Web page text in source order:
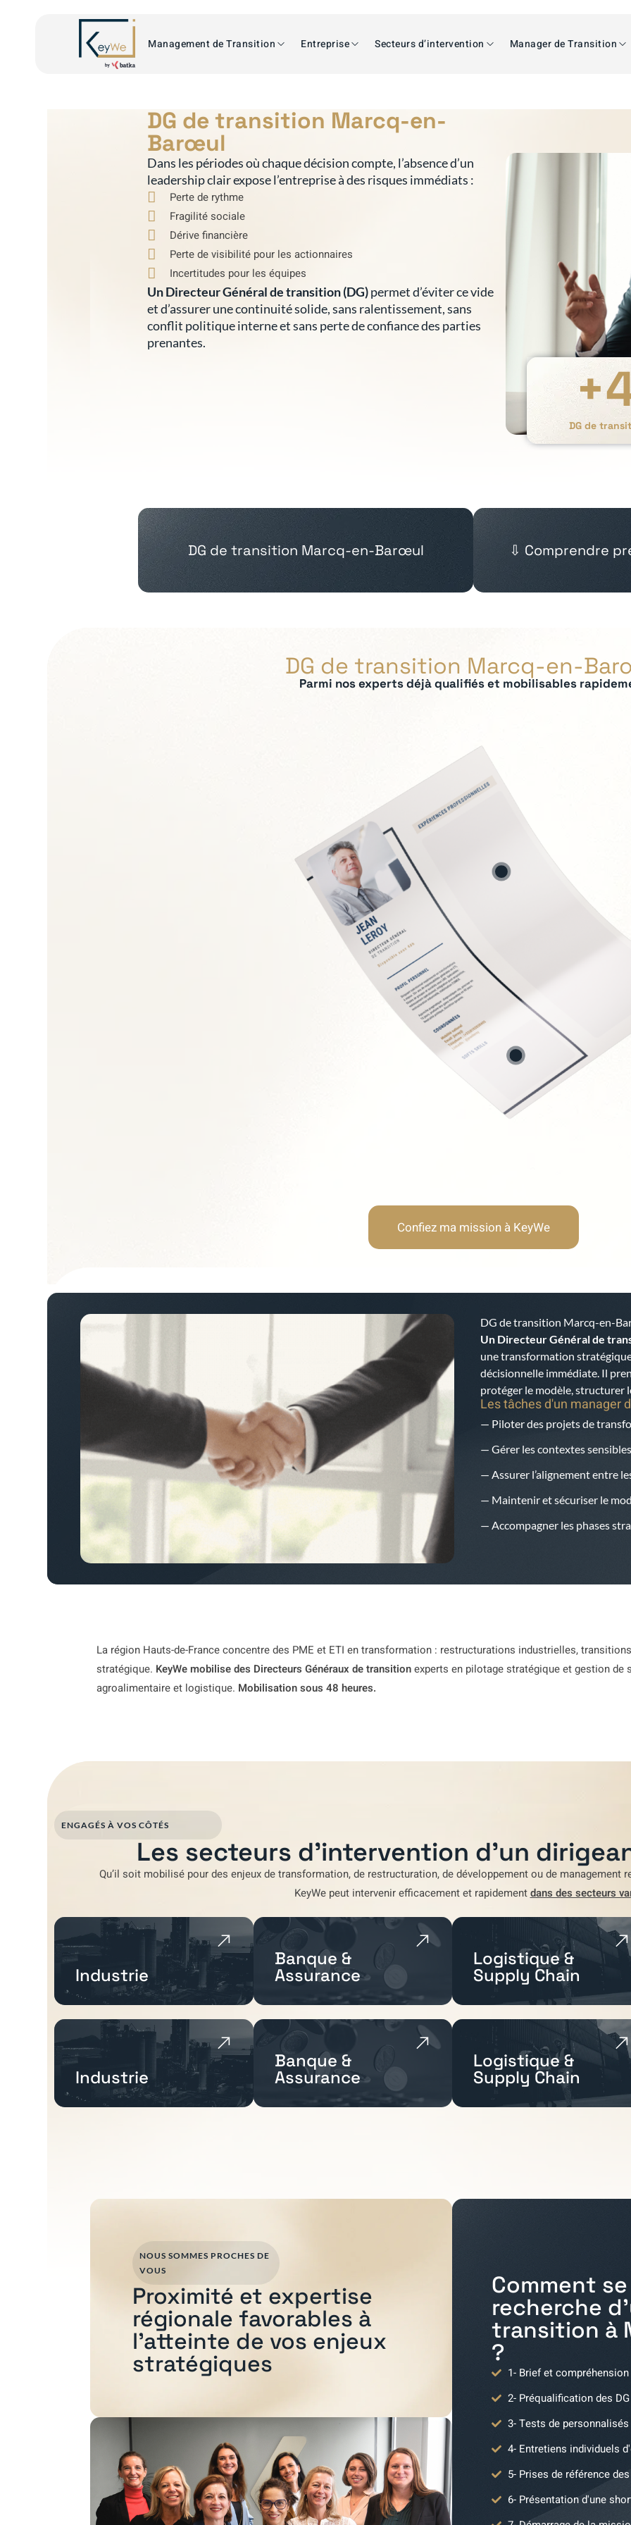
Management de Transition Entreprise Secteurs d’intervention Manager de Transition
DG de transition Marcq-en-
Barœul
Dans les périodes où chaque décision compte, l’absence d’un
leadership clair expose l’entreprise à des risques immédiats :
Perte de rythme
Fragilité sociale
Dérive financière
Perte de visibilité pour les actionnaires
Incertitudes pour les équipes
Un Directeur Général de transition (DG)permet d’éviter ce vide
et d’assurer une continuité solide, sans ralentissement, sans
conflit politique interne et sans perte de confiance des parties
prenantes.
DG de
+
DG de transition Marcq-en-Barœul ⇩ Comprendre
DG de transition Marcq-en-
Parmi nos experts déjà qualifiés et mobilisables
Soft Skills
Lucidité stratégique
Neutralité & autorité
Résistance au stress
Humilité & adaptabilité
Lecture et sécurisation du modèle économique
Gouvernance et pilotage exécutif
Leadership opérationnel
Gestion de situations sensibles
Conduite du changement
Transmission et continuité
Confiez ma mission à KeyWe
DG de transition Marcq-en-
Un Directeur Général de
une transformation
décisionnelle immédiate. Il
protéger le modèle, structurer
Les tâches d'un manager
— Piloter des projets de
— Gérer les contextes
— Assurer l’alignement entre
— Maintenir et sécuriser le
— Accompagner les phases
La région Hauts-de-France concentre des PME et ETI en transformation : restructurations industrielles,
stratégique. KeyWe mobilise des Directeurs Généraux de transitionexperts en pilotage stratégique et gestion
agroalimentaire et logistique. Mobilisation sous 48 heures.
ENGAGÉS À VOS CÔTÉS
Les secteurs d'intervention d'un
Qu’il soit mobilisé pourdes enjeux de transformation,de restructuration,de développementou de management
KeyWepeut intervenir efficacement et rapidementdans des secteurs
Industrie
Banque &
Assurance
Logistique &
Supply Chain
Industrie
Banque &
Assurance
Logistique &
Supply Chain
Comment
recherche
transition à
?
1- Brief et
2- Préqualification des
3- Tests de personnalisés
4- Entretiens individuels
5- Prises de référence
6- Présentation d'une
NOUS SOMMES PROCHES DE
VOUS
Proximité et expertise
régionale favorables à
l'atteinte de vos enjeux
stratégiques